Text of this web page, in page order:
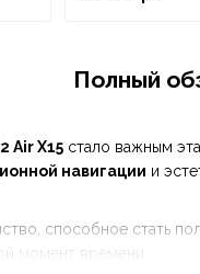
Полный
Air X15 стало важным
навигации и
способное стать
момент времени.